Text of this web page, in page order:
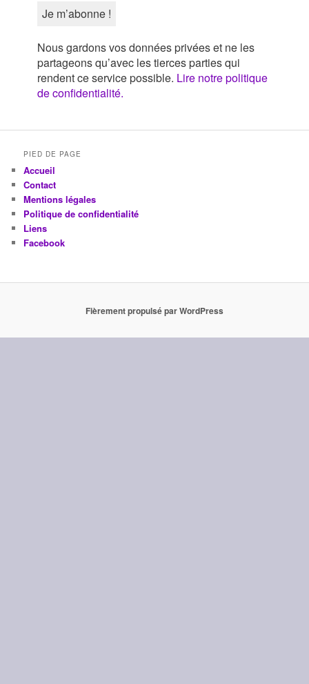
Nous gardons vos données privées et ne les
partageons qu’avec les tierces parties qui
rendent ce service possible. Lire notre politique
de confidentialité.
PIED DE PAGE
Accueil
Contact
Mentions légales
Politique de confidentialité
Liens
Facebook
Fièrement propulsé par WordPress